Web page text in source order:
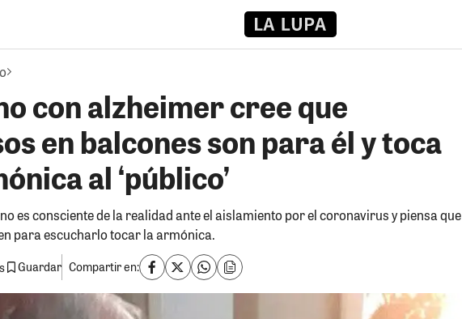
con alzheimer cree que
en balcones son para él y toca
al ‘público’
es consciente de la realidad ante el aislamiento por el coronavirus y piensa que
para escucharlo tocar la armónica.
Guardar Compartir en: